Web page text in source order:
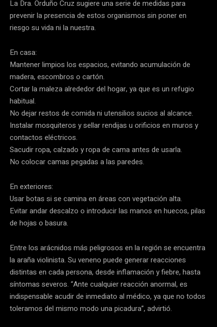
La Dra. Orduño Cruz sugiere una serie de medidas para
prevenir la presencia de estos organismos sin poner en
riesgo su vida ni la nuestra.
En casa:
Mantener limpios los espacios, evitando acumulación de
madera, escombros o cartón.
Cortar la maleza alrededor del hogar, ya que es un refugio
habitual.
No dejar restos de comida ni utensilios sucios al alcance.
Instalar mosquiteros y sellar rendijas u orificios en muros y
contactos eléctricos.
Sacudir ropa, calzado y ropa de cama antes de usarla.
No colocar camas pegadas a las paredes.
En exteriores:
Usar botas si se camina en áreas con vegetación alta.
Evitar andar descalzo o introducir las manos en huecos, pilas
de hojas o basura.
Entre los arácnidos más peligrosos en la región se encuentra
la araña violinista. Su veneno puede generar reacciones
distintas en cada persona, desde inflamación y fiebre, hasta
síntomas severos. “Ante cualquier reacción anormal, es
indispensable acudir de inmediato al médico, ya que no todos
toleramos del mismo modo una picadura”, advirtió.